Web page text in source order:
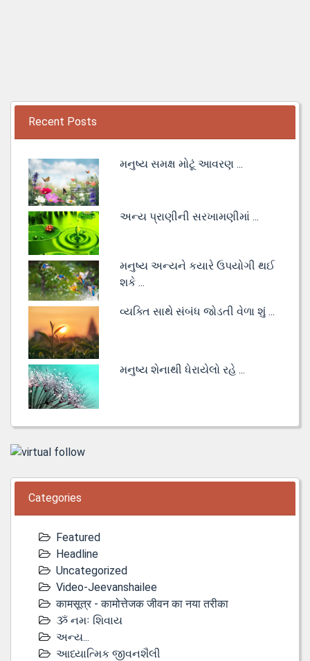
Recent Posts
મનુષ્ય સમક્ષ મોટૂં આવરણ ...
અન્ય પ્રાણીની સરખામણીમાં ...
મનુષ્ય અન્યને કયારે ઉપયોગી થઈ
શકે ...
વ્યક્તિ સાથે સંબંધ જોડતી વેળા શું ...
મનુષ્ય શેનાથી ધેરાયેલો રહે ...
Categories
Featured
Headline
Uncategorized
Video-Jeevanshailee
कामसूत्र - कामोत्तेजक जीवन का नया तरीका
ૐ નમઃ શિવાય
અન્ય...
આધ્યાત્મિક જીવનશૈલી